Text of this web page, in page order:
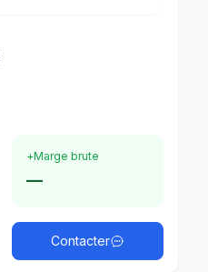
+Marge brute
—
Contacter